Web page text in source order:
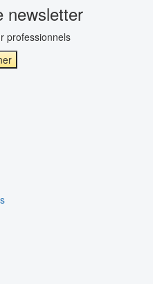
newsletter
professionnels